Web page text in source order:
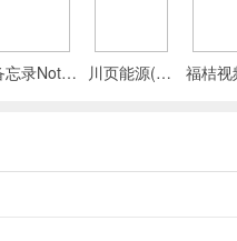
备忘录Note(多功能记事APP) 川页能源(电池管理应用)